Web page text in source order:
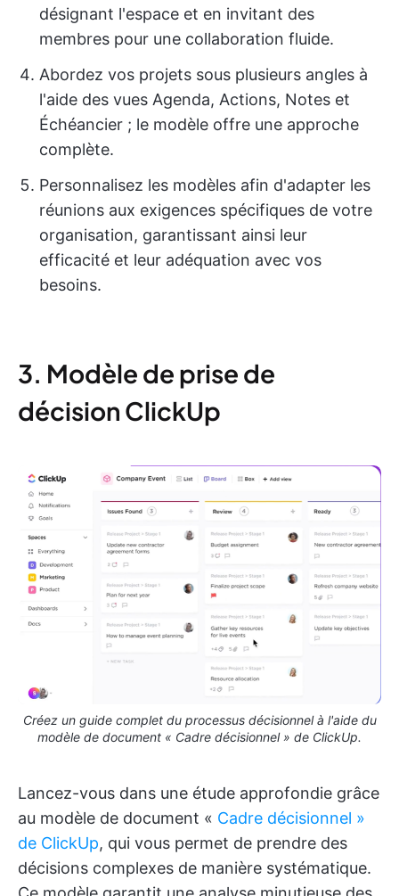
désignant l'espace et en invitant des
membres pour une collaboration fluide.
Abordez vos projets sous plusieurs angles à
l'aide des vues Agenda, Actions, Notes et
Échéancier ; le modèle offre une approche
complète.
Personnalisez les modèles afin d'adapter les
réunions aux exigences spécifiques de votre
organisation, garantissant ainsi leur
efficacité et leur adéquation avec vos
besoins.
3. Modèle de prise de
décision ClickUp
Créez un guide complet du processus décisionnel à l'aide du
modèle de document « Cadre décisionnel » de ClickUp.
Lancez-vous dans une étude approfondie grâce
au modèle de document « Cadre décisionnel »
de ClickUp, qui vous permet de prendre des
décisions complexes de manière systématique.